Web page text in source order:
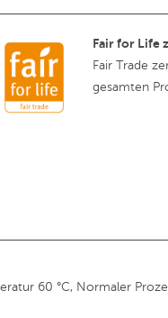
Fair for Life
Fair Trade
gesamten
60 °C, Normaler